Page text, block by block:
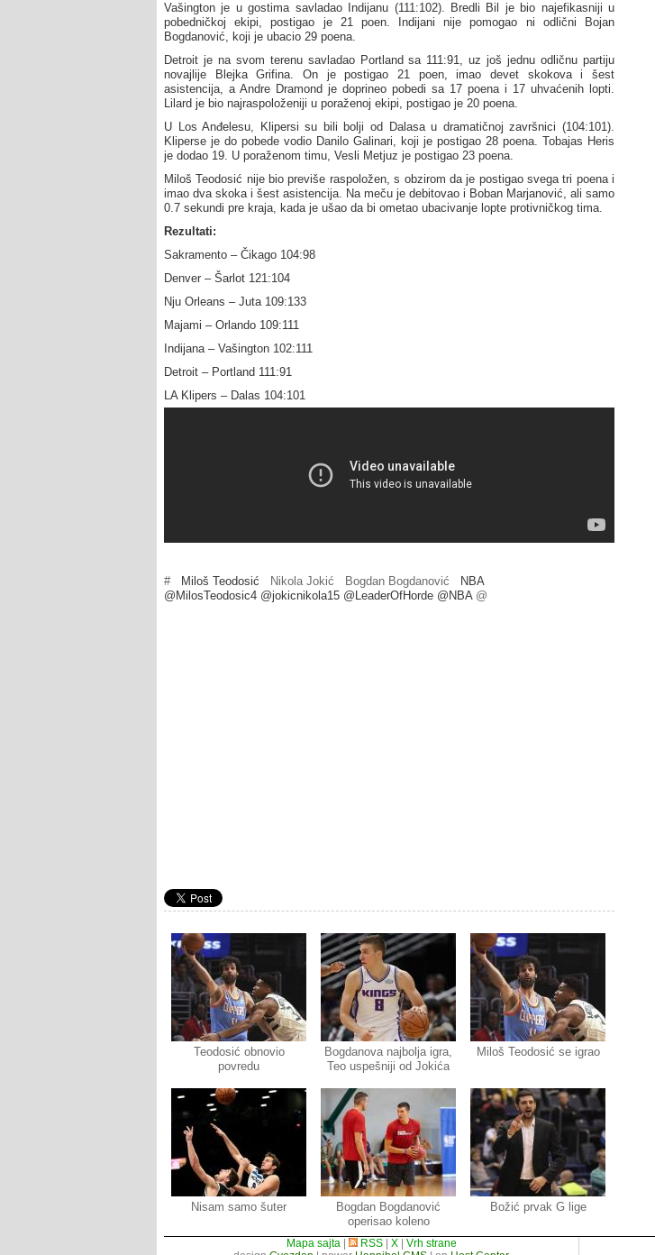
Vašington je u gostima savladao Indijanu (111:102). Bredli Bil je bio najefikasniji u
pobedničkoj ekipi, postigao je 21 poen. Indijani nije pomogao ni odlični Bojan
Bogdanović, koji je ubacio 29 poena.
Detroit je na svom terenu savladao Portland sa 111:91, uz još jednu odličnu partiju
novajlije Blejka Grifina. On je postigao 21 poen, imao devet skokova i šest
asistencija, a Andre Dramond je doprineo pobedi sa 17 poena i 17 uhvaćenih lopti.
Lilard je bio najraspoloženiji u poraženoj ekipi, postigao je 20 poena.
U Los Anđelesu, Klipersi su bili bolji od Dalasa u dramatičnoj završnici (104:101).
Kliperse je do pobede vodio Danilo Galinari, koji je postigao 28 poena. Tobajas Heris
je dodao 19. U poraženom timu, Vesli Metjuz je postigao 23 poena.
Miloš Teodosić nije bio previše raspoložen, s obzirom da je postigao svega tri poena i
imao dva skoka i šest asistencija. Na meču je debitovao i Boban Marjanović, ali samo
0.7 sekundi pre kraja, kada je ušao da bi ometao ubacivanje lopte protivničkog tima.
Rezultati:
Sakramento – Čikago 104:98
Denver – Šarlot 121:104
Nju Orleans – Juta 109:133
Majami – Orlando 109:111
Indijana – Vašington 102:111
Detroit – Portland 111:91
LA Klipers – Dalas 104:101
# Miloš Teodosić Nikola Jokić Bogdan Bogdanović
NBA
@MilosTeodosic4 @jokicnikola15 @LeaderOfHorde @NBA @
Teodosić obnovio
povredu
Bogdanova najbolja igra,
Teo uspešniji od Jokića
Miloš Teodosić se igrao
Nisam samo šuter
Bogdan Bogdanović
operisao koleno
Božić prvak G lige
Mapa sajta| RSS| X
Vrh strane